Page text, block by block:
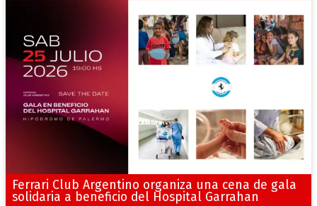
Ferrari Club Argentino organiza una cena de gala
solidaria a beneficio del Hospital Garrahan